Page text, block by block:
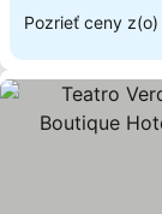
Pozrieť ceny z(o)